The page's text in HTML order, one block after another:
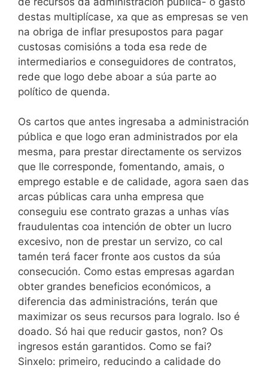
destas multiplícase, xa que as empresas se ven
na obriga de inflar presupostos para pagar
custosas comisións a toda esa rede de
intermediarios e conseguidores de contratos,
rede que logo debe aboar a súa parte ao
político de quenda.
Os cartos que antes ingresaba a administración
pública e que logo eran administrados por ela
mesma, para prestar directamente os servizos
que lle corresponde, fomentando, amais, o
emprego estable e de calidade, agora saen das
arcas públicas cara unha empresa que
conseguiu ese contrato grazas a unhas vías
fraudulentas coa intención de obter un lucro
excesivo, non de prestar un servizo, co cal
tamén terá facer fronte aos custos da súa
consecución. Como estas empresas agardan
obter grandes beneficios económicos, a
diferencia das administracións, terán que
maximizar os seus recursos para logralo. Iso é
doado. Só hai que reducir gastos, non? Os
ingresos están garantidos. Como se fai?
Sinxelo: primeiro, reducindo a calidade do